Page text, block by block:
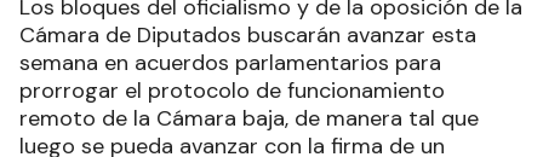
Los bloques del oficialismo y de la oposición de la
Cámara de Diputados buscarán avanzar esta
semana en acuerdos parlamentarios para
prorrogar el protocolo de funcionamiento
remoto de la Cámara baja, de manera tal que
luego se pueda avanzar con la firma de un